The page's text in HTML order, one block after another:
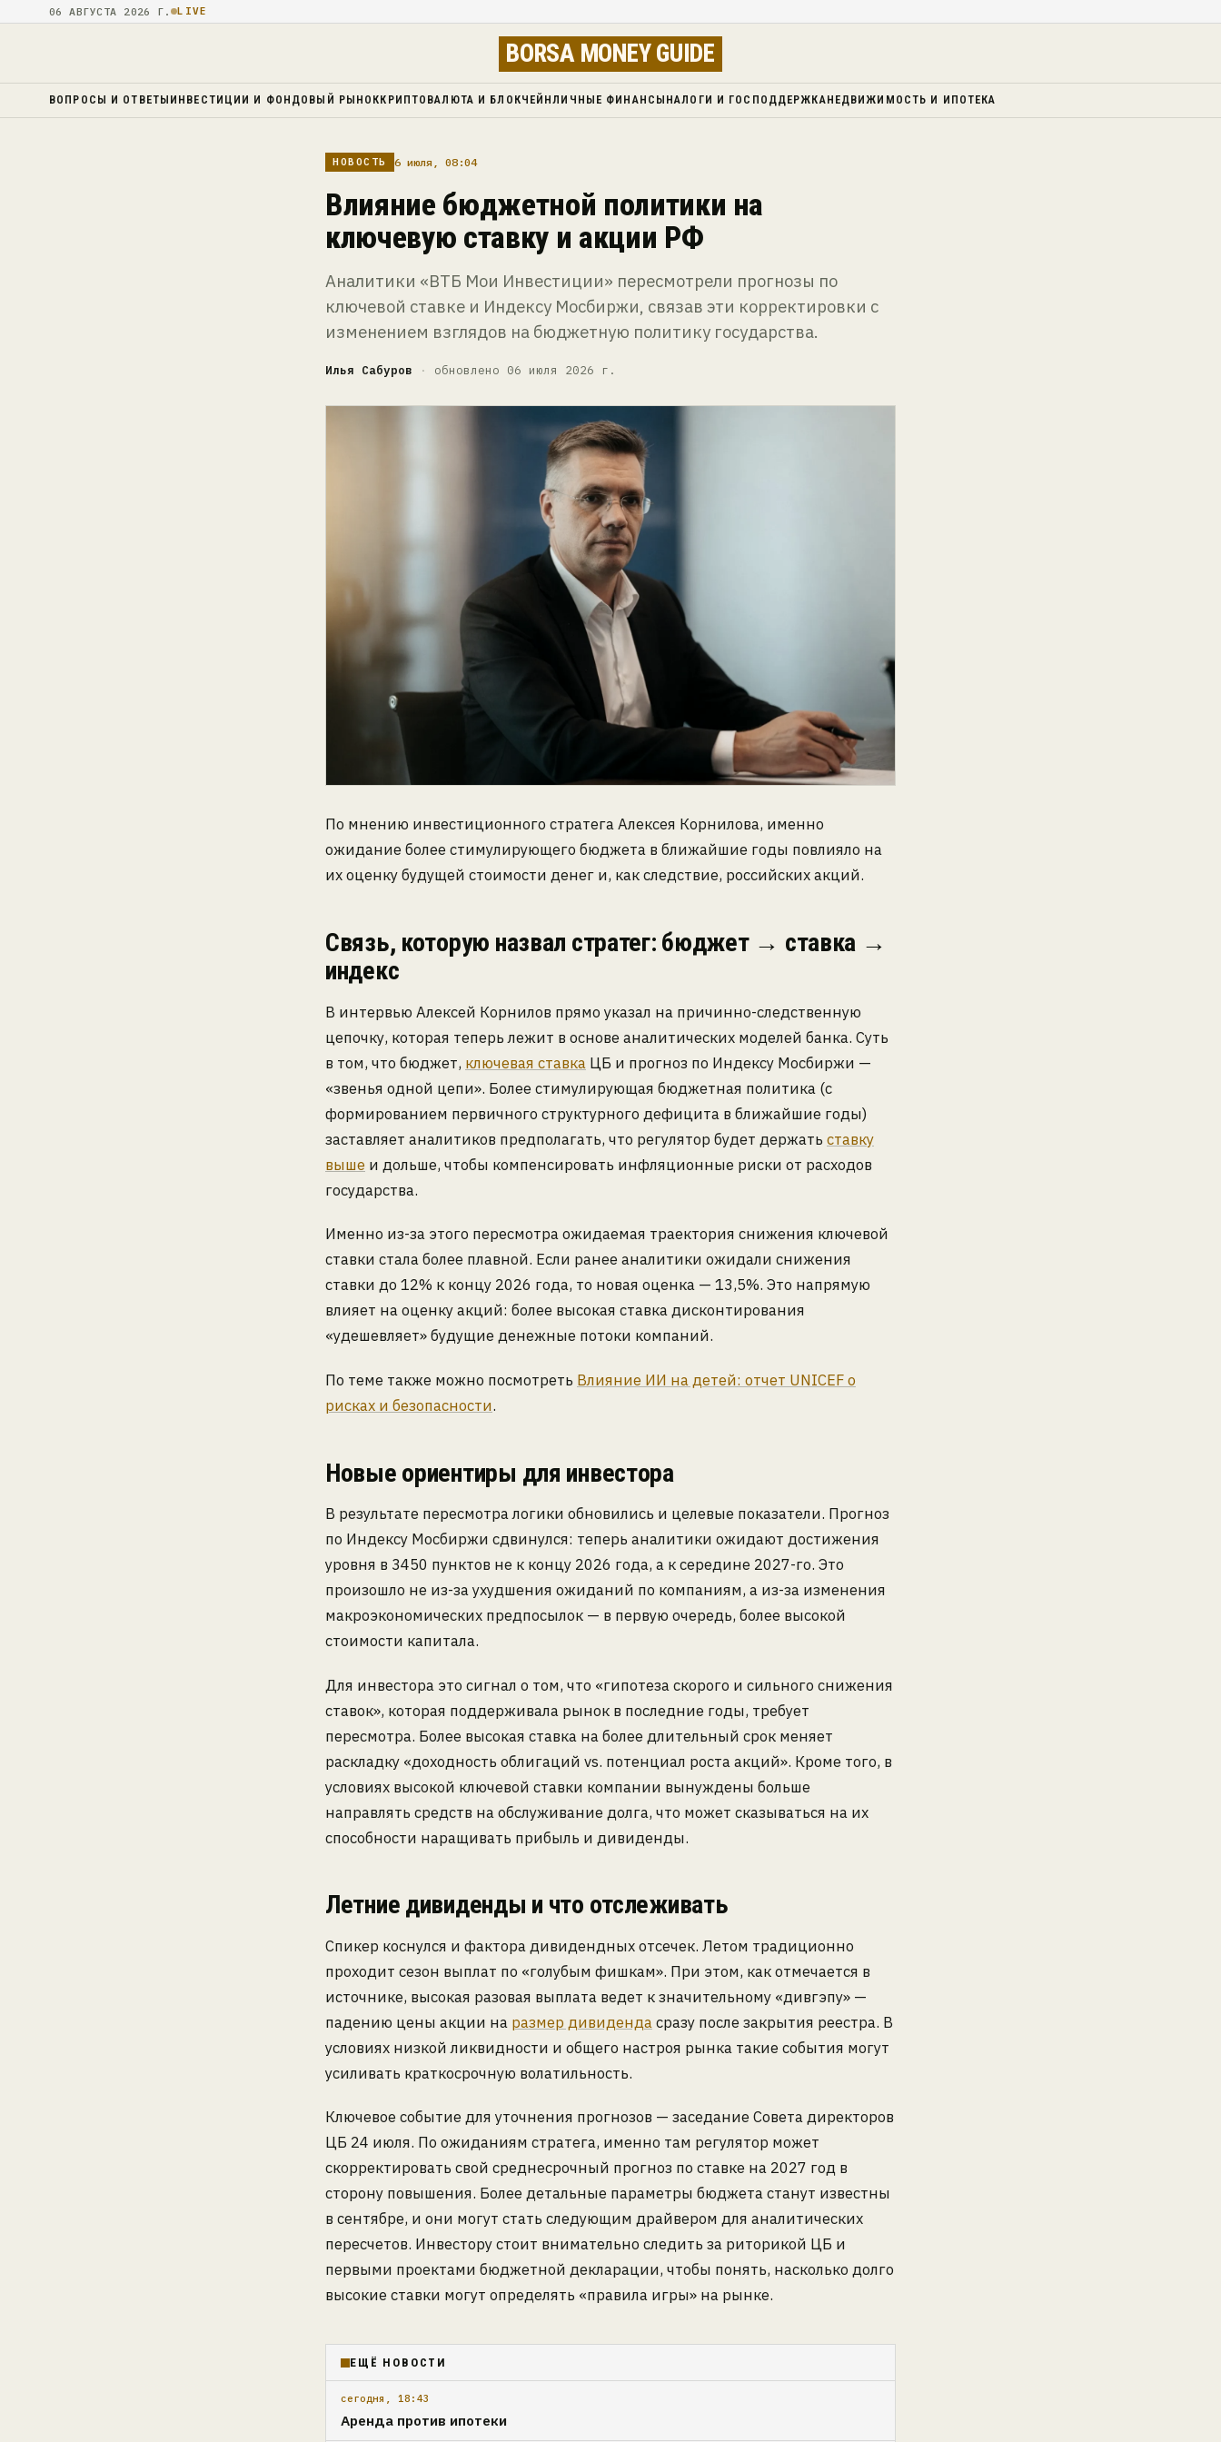
06 АВГУСТА 2026 Г. LIVE
BORSA MONEY GUIDE
ВОПРОСЫ И ОТВЕТЫ ИНВЕСТИЦИИ И ФОНДОВЫЙ РЫНОККРИПТОВАЛЮТА И БЛОКЧЕЙНЛИЧНЫЕ ФИНАНСЫ НАЛОГИ И ГОСПОДДЕРЖКАНЕДВИЖИМОСТЬ И ИПОТЕКА
НОВОСТЬ 6 июля, 08:04
Влияние бюджетной политики на
ключевую ставку и акции РФ
Аналитики «ВТБ Мои Инвестиции» пересмотрели прогнозы по
ключевой ставке и Индексу Мосбиржи, связав эти корректировки с
изменением взглядов на бюджетную политику государства.
Илья Сабуров · обновлено 06 июля 2026 г.
По мнению инвестиционного стратега Алексея Корнилова, именно
ожидание более стимулирующего бюджета в ближайшие годы повлияло на
их оценку будущей стоимости денег и, как следствие, российских акций.
Связь, которую назвал стратег: бюджет → ставка →
индекс
В интервью Алексей Корнилов прямо указал на причинно-следственную
цепочку, которая теперь лежит в основе аналитических моделей банка. Суть
в том, что бюджет, ключевая ставка ЦБ и прогноз по Индексу Мосбиржи —
«звенья одной цепи». Более стимулирующая бюджетная политика (с
формированием первичного структурного дефицита в ближайшие годы)
заставляет аналитиков предполагать, что регулятор будет держать ставку
выше и дольше, чтобы компенсировать инфляционные риски от расходов
государства.
Именно из-за этого пересмотра ожидаемая траектория снижения ключевой
ставки стала более плавной. Если ранее аналитики ожидали снижения
ставки до 12% к концу 2026 года, то новая оценка — 13,5%. Это напрямую
влияет на оценку акций: более высокая ставка дисконтирования
«удешевляет» будущие денежные потоки компаний.
По теме также можно посмотреть Влияние ИИ на детей: отчет UNICEF о
рисках и безопасности.
Новые ориентиры для инвестора
В результате пересмотра логики обновились и целевые показатели. Прогноз
по Индексу Мосбиржи сдвинулся: теперь аналитики ожидают достижения
уровня в 3450 пунктов не к концу 2026 года, а к середине 2027-го. Это
произошло не из-за ухудшения ожиданий по компаниям, а из-за изменения
макроэкономических предпосылок — в первую очередь, более высокой
стоимости капитала.
Для инвестора это сигнал о том, что «гипотеза скорого и сильного снижения
ставок», которая поддерживала рынок в последние годы, требует
пересмотра. Более высокая ставка на более длительный срок меняет
раскладку «доходность облигаций vs. потенциал роста акций». Кроме того, в
условиях высокой ключевой ставки компании вынуждены больше
направлять средств на обслуживание долга, что может сказываться на их
способности наращивать прибыль и дивиденды.
Летние дивиденды и что отслеживать
Спикер коснулся и фактора дивидендных отсечек. Летом традиционно
проходит сезон выплат по «голубым фишкам». При этом, как отмечается в
источнике, высокая разовая выплата ведет к значительному «дивгэпу» —
падению цены акции на размер дивидендасразу после закрытия реестра. В
условиях низкой ликвидности и общего настроя рынка такие события могут
усиливать краткосрочную волатильность.
Ключевое событие для уточнения прогнозов — заседание Совета директоров
ЦБ 24 июля. По ожиданиям стратега, именно там регулятор может
скорректировать свой среднесрочный прогноз по ставке на 2027 год в
сторону повышения. Более детальные параметры бюджета станут известны
в сентябре, и они могут стать следующим драйвером для аналитических
пересчетов. Инвестору стоит внимательно следить за риторикой ЦБ и
первыми проектами бюджетной декларации, чтобы понять, насколько долго
высокие ставки могут определять «правила игры» на рынке.
ЕЩЁ НОВОСТИ
сегодня, 18:43
Аренда против ипотеки